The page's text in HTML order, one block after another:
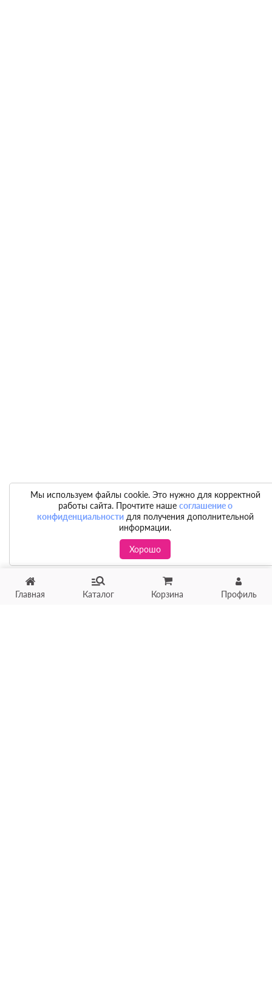
Главная Каталог Корзина Профиль
Мы используем файлы cookie. Это нужно для корректной
работы сайта. Прочтите наше соглашение о
конфиденциальностидля получения дополнительной
информации.
Хорошо